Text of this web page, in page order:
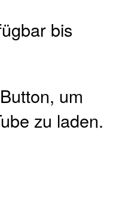
bis
um
zu laden.